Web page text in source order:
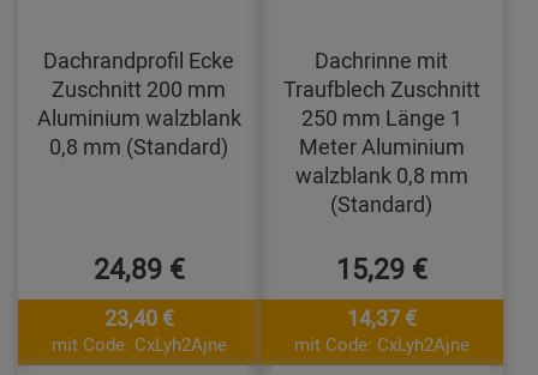
Dachrandprofil Ecke
Zuschnitt 200 mm
Aluminium walzblank
0,8 mm (Standard)
24,89 €
23,40 €
mit Code: CxLyh2Ajne
Dachrinne mit
Traufblech Zuschnitt
250 mm Länge 1
Meter Aluminium
walzblank 0,8 mm
(Standard)
15,29 €
14,37 €
mit Code: CxLyh2Ajne